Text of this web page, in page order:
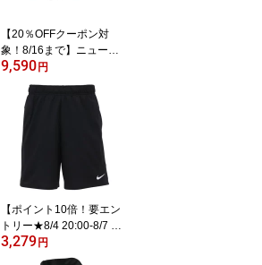
【20％OFFクーポン対
象！8/16まで】ニューバ
ランス（new balance）
（メンズ、レディース）
スニーカー 373 ML373 K
G2 D スポーツシューズ
9,590 円
【ポイント10倍！要エン
トリー★8/4 20:00-8/7 2
3:59まで】ナイキ（NIK
E）（メンズ）ドライフ
3,279 円